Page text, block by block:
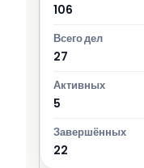
106
27
5
22